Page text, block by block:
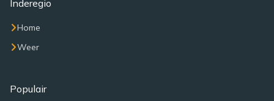
Inderegio
Home
Weer
Populair